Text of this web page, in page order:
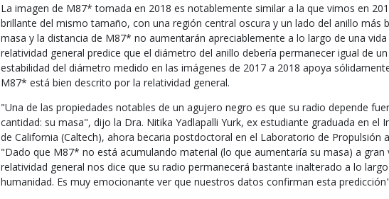
La imagen de M87* tomada en 2018 es notablemente similar a la que vimos en
brillante del mismo tamaño, con una región central oscura y un lado del anillo más
masa y la distancia de M87* no aumentarán apreciablemente a lo largo de una
relatividad general predice que el diámetro del anillo debería permanecer igual de
estabilidad del diámetro medido en las imágenes de 2017 a 2018 apoya
M87* está bien descrito por la relatividad general.
"Una de las propiedades notables de un agujero negro es que su radio depende
cantidad: su masa", dijo la Dra. Nitika Yadlapalli Yurk, ex estudiante graduada en el
de California (Caltech), ahora becaria postdoctoral en el Laboratorio de Propulsión
"Dado que M87* no está acumulando material (lo que aumentaría su masa) a gran
relatividad general nos dice que su radio permanecerá bastante inalterado a lo
humanidad. Es muy emocionante ver que nuestros datos confirman esta